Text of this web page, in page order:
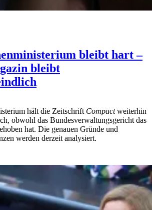
bleibt hart –
bleibt
hält die Zeitschrift Compactweiterhin
obwohl das Bundesverwaltungsgericht das
hat. Die genauen Gründe und
werden derzeit analysiert.